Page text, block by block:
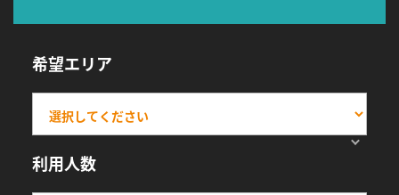
希望エリア
利用人数